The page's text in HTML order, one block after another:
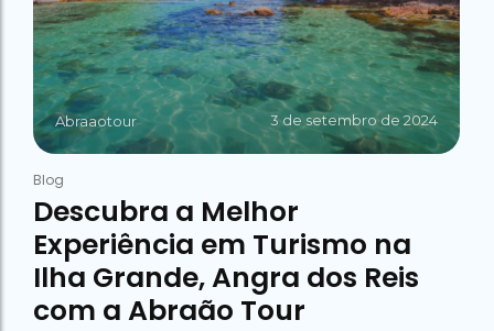
Abraaotour 3 de setembro de 2024
Blog
Descubra a Melhor
Experiência em Turismo na
Ilha Grande, Angra dos Reis
com a Abraão Tour